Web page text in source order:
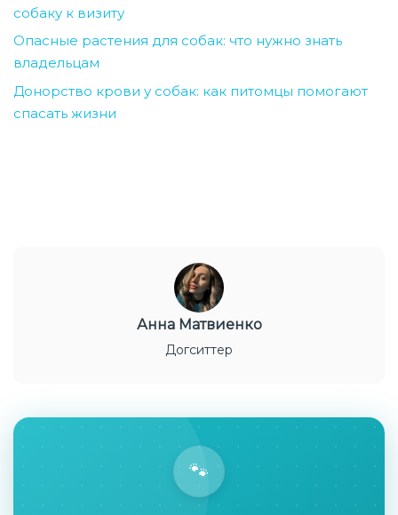
собаку к визиту
Опасные растения для собак: что нужно знать
владельцам
Донорство крови у собак: как питомцы помогают
спасать жизни
Анна Матвиенко
Догситтер
🐾